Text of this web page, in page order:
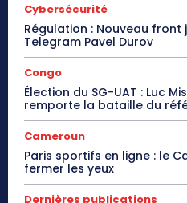
Cybersécurité
Régulation : Nouveau
Telegram Pavel Durov
Congo
Élection du SG-UAT : Luc
remporte la bataille du
Cameroun
Paris sportifs en ligne : le
fermer les yeux
Dernières publications